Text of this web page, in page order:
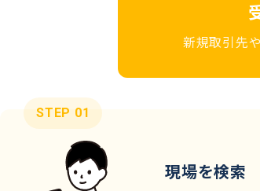
新規取引先
STEP 01
現場を検索